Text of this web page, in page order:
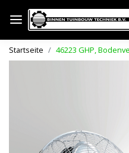
Startseite 46223 GHP,